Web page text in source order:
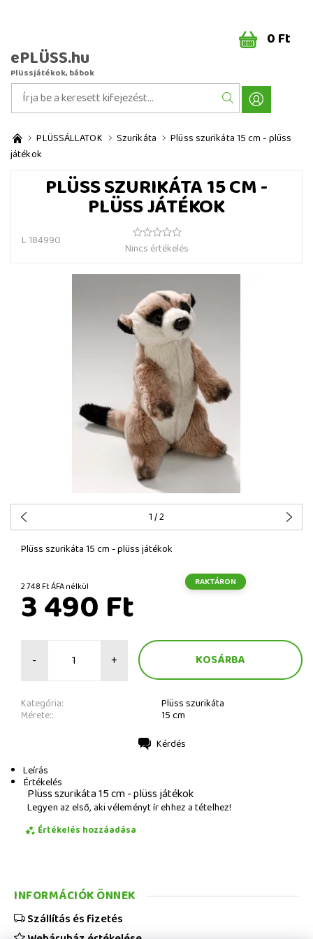
ePLÜSS.hu
Plüssjátékok, bábok
0 Ft
PLÜSSÁLLATOK Szurikáta
Plüss szurikáta 15 cm - plüss
játékok
PLÜSS SZURIKÁTA 15 CM -
PLÜSS JÁTÉKOK
L 184990
Nincs értékelés
1/ 2
Plüss szurikáta 15 cm - plüss játékok
2 748 Ft ÁFA nélkül RAKTÁRON
3 490 Ft
- +
Kategória: Plüss szurikáta
Mérete:: 15 cm
Kérdés
Leírás
Értékelés
Plüss szurikáta 15 cm - plüss játékok
Legyen az első, aki véleményt ír ehhez a tételhez!
Értékelés hozzáadása
INFORMÁCIÓK ÖNNEK
Szállítás és fizetés